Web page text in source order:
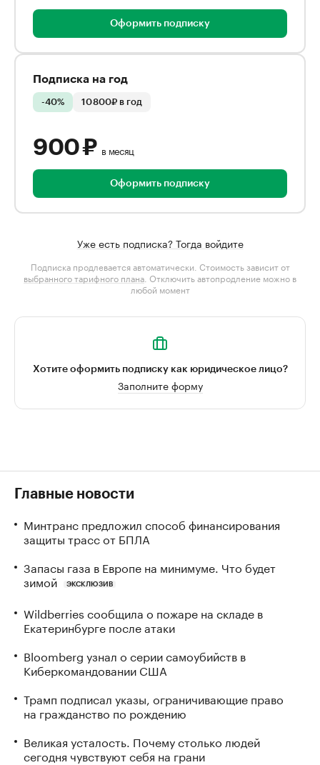
Оформить подписку
Подписка на год
-40% 10 800₽ в год
900 ₽ в месяц
Оформить подписку
Уже есть подписка? Тогда войдите
Подписка продлевается автоматически. Стоимость зависит от
выбранного тарифного плана . Отключить автопродление можно в
любой момент
Хотите оформить подписку как юридическое лицо?
Заполните форму
Главные новости
Минтранс предложил способ финансирования
защиты трасс от БПЛА
Запасы газа в Европе на минимуме. Что будет
зимой
ЭКСКЛЮЗИВ
Wildberries сообщила о пожаре на складе в
Екатеринбурге после атаки
Bloomberg узнал о серии самоубийств в
Киберкомандовании США
Трамп подписал указы, ограничивающие право
на гражданство по рождению
Великая усталость. Почему столько людей
сегодня чувствуют себя на грани